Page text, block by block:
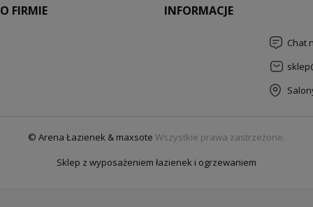
O FIRMIE INFORMACJE
Chat
© Arena Łazienek & maxsote Wszystkie prawa zastrzeżone.
Sklep z wyposażeniem łazienek i ogrzewaniem